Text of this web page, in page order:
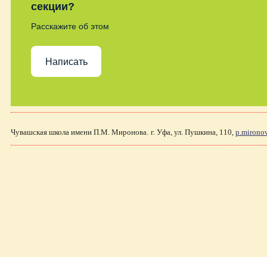
секции?
Расскажите об этом
Написать
Чувашская школа имени П.М. Миронова. г. Уфа, ул. Пушкина, 110,